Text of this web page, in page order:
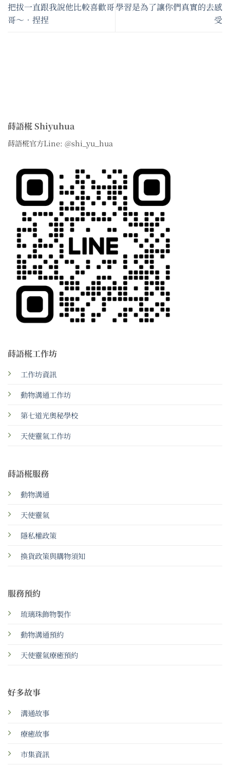
把拔一直跟我說他比較喜歡哥
哥～•捏捏
學習是為了讓你們真實的去感
受
蒔語椛 Shiyuhua
蒔語椛官方Line: @shi_yu_hua
蒔語椛工作坊
工作坊資訊
動物溝通工作坊
第七道光奧秘學校
天使靈氣工作坊
蒔語椛服務
動物溝通
天使靈氣
隱私權政策
換貨政策與購物須知
服務預約
琉璃珠飾物製作
動物溝通預約
天使靈氣療癒預約
好多故事
溝通故事
療癒故事
市集資訊